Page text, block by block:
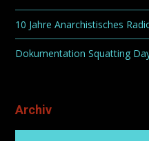
10 Jahre Anarchistisches
Dokumentation Squatting
Archiv